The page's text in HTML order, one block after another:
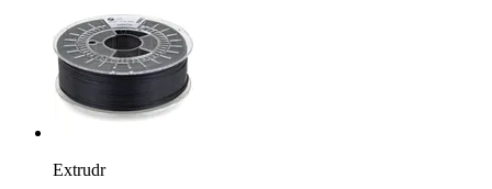
Extrudr